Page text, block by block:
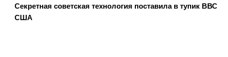
Секретная советская технология поставила в тупик ВВС
США